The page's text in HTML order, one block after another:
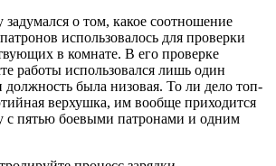
о том, какое соотношение
использовалось для проверки
в комнате. В его проверке
работы использовался лишь один
должность была низовая. То ли дело топ-
верхушка, им вообще приходится
с пятью боевыми патронами и одним